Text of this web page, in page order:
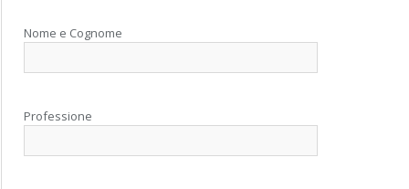
Nome e Cognome
Professione